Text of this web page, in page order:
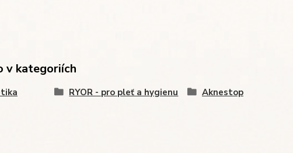
v kategoriích
RYOR - pro pleť a hygienu Aknestop